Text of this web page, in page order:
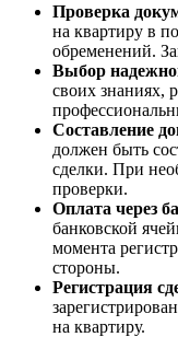
Проверка
на квартиру в
обременений.
Выбор
своих знаниях,
Составление
должен быть
сделки. При
проверки.
Оплата через
банковской
момента
стороны.
Регистрация
на квартиру.